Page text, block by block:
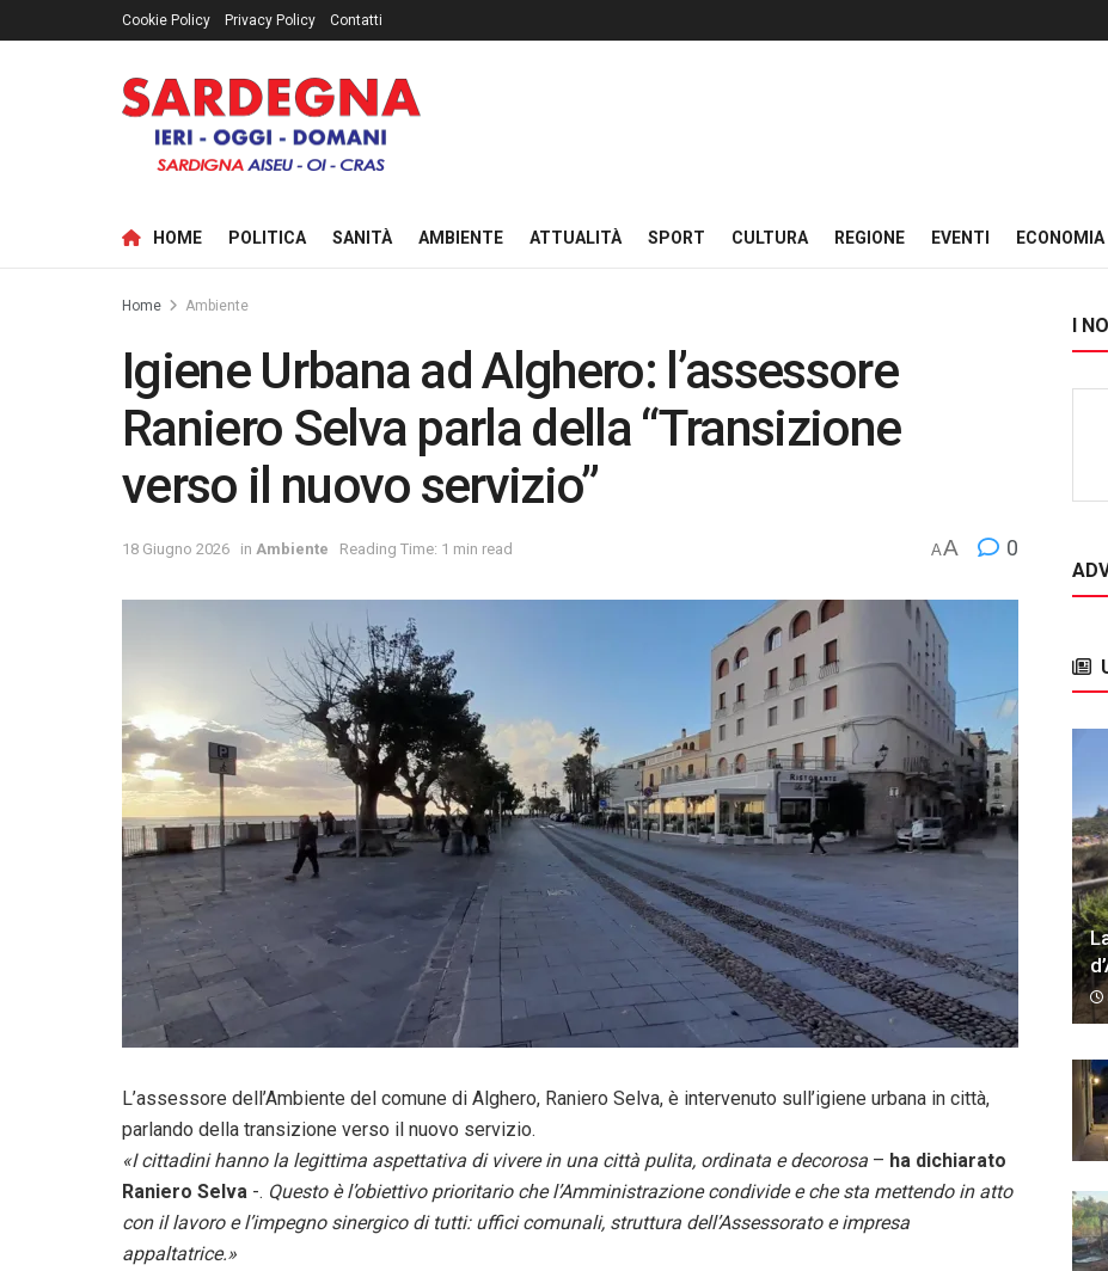
Cookie Policy Privacy Policy Contatti
HOME POLITICA SANITÀ AMBIENTE ATTUALITÀ SPORT CULTURA REGIONE EVENTI ECONOMIA
Home Ambiente
Igiene Urbana ad Alghero: l’assessore
Raniero Selva parla della “Transizione
verso il nuovo servizio”
18 Giugno 2026 in Ambiente Reading Time: 1 min read AA 0
L’assessore dell’Ambiente del comune di Alghero, Raniero Selva, è intervenuto sull’igiene urbana in città,
parlando della transizione verso il nuovo servizio.
«I cittadini hanno la legittima aspettativa di vivere in una città pulita, ordinata e decorosa – ha dichiarato
Raniero Selva -. Questo è l’obiettivo prioritario che l’Amministrazione condivide e che sta mettendo in atto
con il lavoro e l’impegno sinergico di tutti: uffici comunali, struttura dell’Assessorato e impresa
appaltatrice.»
I